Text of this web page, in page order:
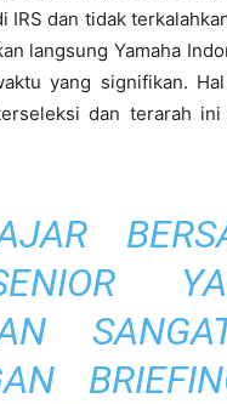
IRS dan tidak
langsung Yamaha
yang signifikan.
dan terarah ini